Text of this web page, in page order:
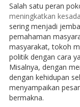
Salah satu peran
meningkatkan
sering menjadi
pemahaman
masyarakat, tokoh
politik dengan cara
Misalnya, dengan
dengan kehidupan
menyampaikan
bermakna.